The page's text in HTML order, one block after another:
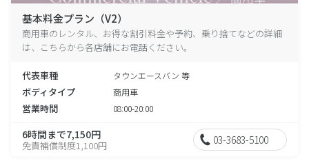
基本料金プラン（V2）
商用車のレンタル、お得な割引料金や予約、乗り捨てなどの詳細
は、こちらから各店舗にお電話ください。
代表車種 タウンエースバン 等
ボディタイプ 商用車
営業時間 08:00-20:00
6時間まで7,150円
免責補償制度1,100円 03-3683-5100